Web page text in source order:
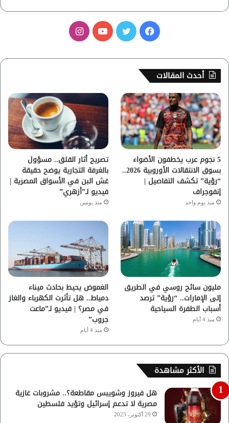
س
ب
و
ك
ر
ي
و
ب
ت
ق
ر
ا
م
أحدث المقالات
5 نجوم عرب يخطفون الأضواء
بسوق الانتقالات الأوروبية 2026..
“رؤية” تكشف التفاصيل |
إنفوجراف
منذ يوم واحد
تصريح أثار القلق.. مسؤول
بالغرفة التجارية يوضح حقيقة
غش البن في الأسواق المصرية |
فيديو لـ”أزهري”
منذ يومين
مليون سائح روسي في الطريق
إلى الإمارات.. “رؤية” ترصد
أسباب الطفرة السياحية
منذ 4 أيام
الغموض يحيط بحادث ميناء
دمياط.. هل تأثرت الكهرباء والغاز
في مصر؟ | فيديو لـ”ماعت
جروب”
منذ 4 أيام
الأكثر مشاهدة
هل فيروز وشويبس مقاطعة؟.. مشروبات غازية
مصرية لا تدعم إسرائيل وتؤيد فلسطين
29 أكتوبر، 2023